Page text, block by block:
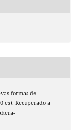
formas de
es). Recuperado a